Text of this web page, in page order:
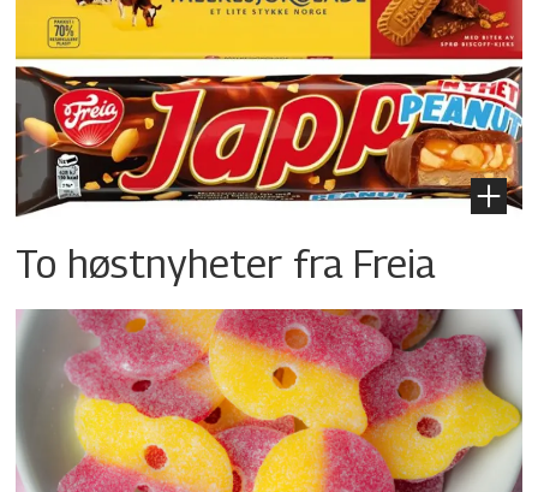
To høstnyheter fra Freia